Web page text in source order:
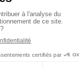
Mentions légales et CGV
Prendre